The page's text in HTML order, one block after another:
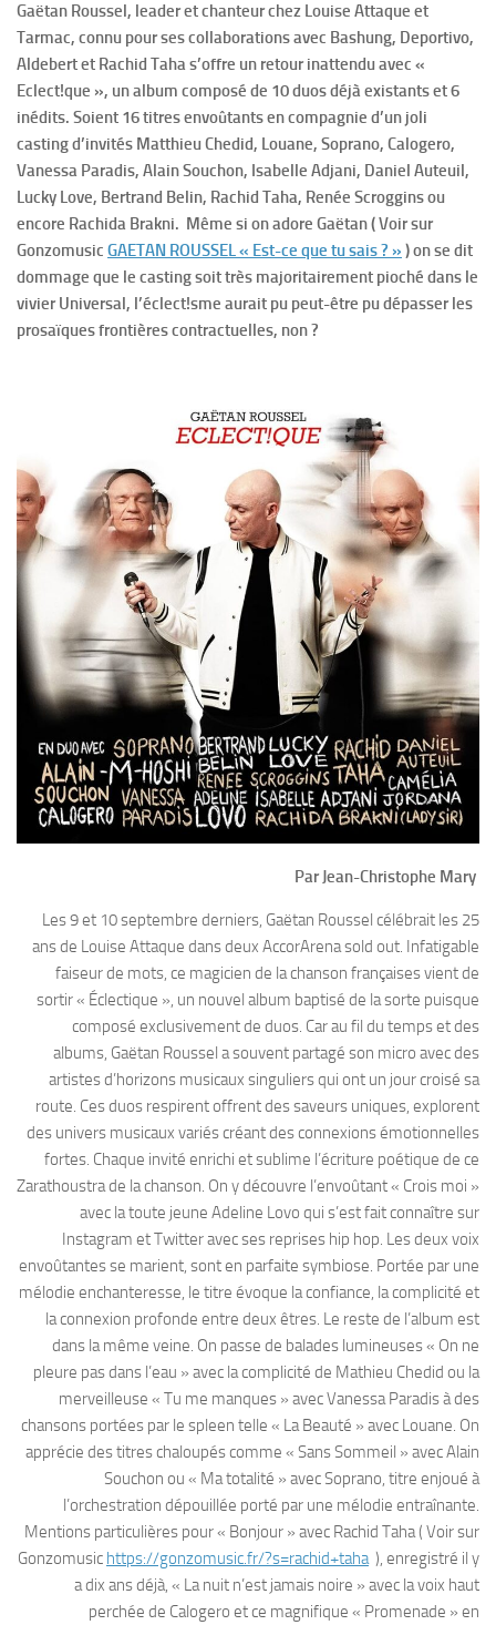
Gaëtan Roussel, leader et chanteur chez Louise Attaque et
Tarmac, connu pour ses collaborations avec Bashung, Deportivo,
Aldebert et Rachid Taha s’offre un retour inattendu avec «
Eclect!que », un album composé de 10 duos déjà existants et 6
inédits. Soient 16 titres envoûtants en compagnie d’un joli
casting d’invités Matthieu Chedid, Louane, Soprano, Calogero,
Vanessa Paradis, Alain Souchon, Isabelle Adjani, Daniel Auteuil,
Lucky Love, Bertrand Belin, Rachid Taha, Renée Scroggins ou
encore Rachida Brakni. Même si on adore Gaëtan ( Voir sur
Gonzomusic GAETAN ROUSSEL « Est-ce que tu sais ? » ) on se dit
dommage que le casting soit très majoritairement pioché dans le
vivier Universal, l’éclect!sme aurait pu peut-être pu dépasser les
prosaïques frontières contractuelles, non ?
Par Jean-Christophe Mary
Les 9 et 10 septembre derniers, Gaëtan Roussel célébrait les 25
ans de Louise Attaque dans deux AccorArena sold out. Infatigable
faiseur de mots, ce magicien de la chanson françaises vient de
sortir « Éclectique », un nouvel album baptisé de la sorte puisque
composé exclusivement de duos. Car au fil du temps et des
albums, Gaëtan Roussel a souvent partagé son micro avec des
artistes d’horizons musicaux singuliers qui ont un jour croisé sa
route. Ces duos respirent offrent des saveurs uniques, explorent
des univers musicaux variés créant des connexions émotionnelles
fortes. Chaque invité enrichi et sublime l’écriture poétique de ce
Zarathoustra de la chanson. On y découvre l’envoûtant « Crois moi »
avec la toute jeune Adeline Lovo qui s’est fait connaître sur
Instagram et Twitter avec ses reprises hip hop. Les deux voix
envoûtantes se marient, sont en parfaite symbiose. Portée par une
mélodie enchanteresse, le titre évoque la confiance, la complicité et
la connexion profonde entre deux êtres. Le reste de l’album est
dans la même veine. On passe de balades lumineuses « On ne
pleure pas dans l’eau » avec la complicité de Mathieu Chedid ou la
merveilleuse « Tu me manques » avec Vanessa Paradis à des
chansons portées par le spleen telle « La Beauté » avec Louane. On
apprécie des titres chaloupés comme « Sans Sommeil » avec Alain
Souchon ou « Ma totalité » avec Soprano, titre enjoué à
l’orchestration dépouillée porté par une mélodie entraînante.
Mentions particulières pour « Bonjour » avec Rachid Taha ( Voir sur
Gonzomusic https://gonzomusic.fr/?s=rachid+taha), enregistré il y
a dix ans déjà, « La nuit n’est jamais noire » avec la voix haut
perchée de Calogero et ce magnifique « Promenade » en